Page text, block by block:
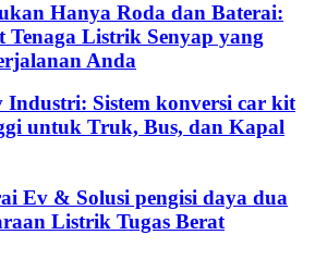
Hanya Roda dan Baterai:
Tenaga Listrik Senyap yang
Anda
Sistem konversi car kit
untuk Truk, Bus, dan Kapal
Ev & Solusi pengisi daya dua
Listrik Tugas Berat